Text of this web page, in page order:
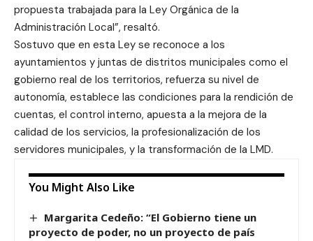
propuesta trabajada para la Ley Orgánica de la
Administración Local”, resaltó.
Sostuvo que en esta Ley se reconoce a los
ayuntamientos y juntas de distritos municipales como el
gobierno real de los territorios, refuerza su nivel de
autonomía, establece las condiciones para la rendición de
cuentas, el control interno, apuesta a la mejora de la
calidad de los servicios, la profesionalización de los
servidores municipales, y la transformación de la LMD.
You Might Also Like
Margarita Cedeño: “El Gobierno tiene un
proyecto de poder, no un proyecto de país